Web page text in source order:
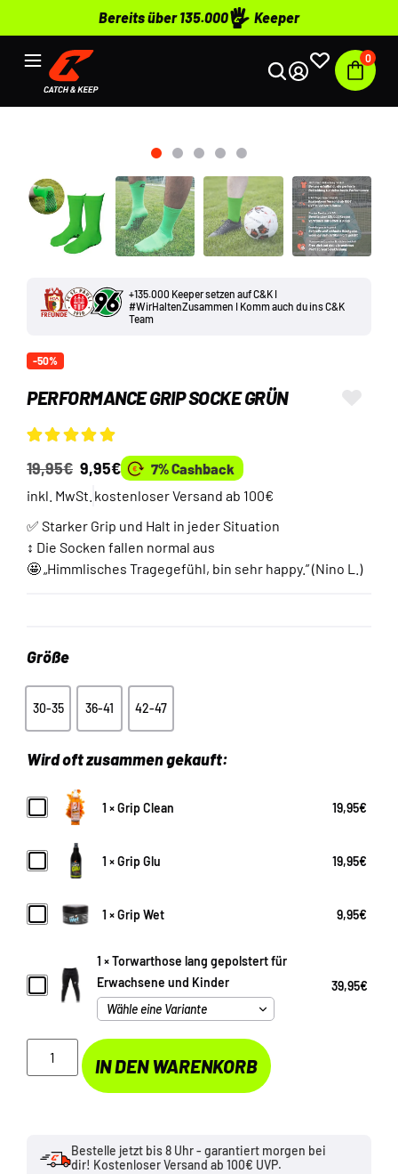
Bereits über 135.000 Keeper
0
+135.000 Keeper setzen auf C&K I
#WirHaltenZusammen I Komm auch du ins C&K
Team
-50%
PERFORMANCE GRIP SOCKE GRÜN
5.00von 5,
Kundenbewertung
19,95€ 9,95€ 7% Cashback
inkl. MwSt. kostenloser Versand ab 100€
✅ Starker Grip und Halt in jeder Situation
↕️ Die Socken fallen normal aus
🤩 „Himmlisches Tragegefühl, bin sehr happy.” (Nino L.)
Größe
30-35 36-41 42-47
Wird oft zusammen gekauft:
Grip
Clean
1 ×Grip Clean 19,95€
Grip
Glu
1 ×Grip Glu 19,95€
Grip
Wet
1 ×Grip Wet 9,95€
Torwarthose
lang
Erwachsene
Kinder
1 ×Torwarthose lang gepolstert für
Erwachsene und Kinder
39,95€
IN DEN WARENKORB
Bestelle jetzt bis 8 Uhr - garantiert morgen bei
dir! Kostenloser Versand ab 100€ UVP.